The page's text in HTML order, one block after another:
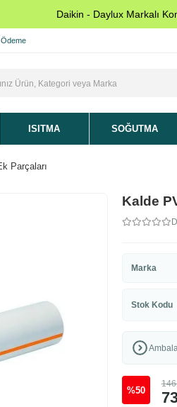
Daikin - Daylux Markalı
ISITMA SOĞUTMA
Parçaları
Kalde
Marka
Stok Kodu
%50